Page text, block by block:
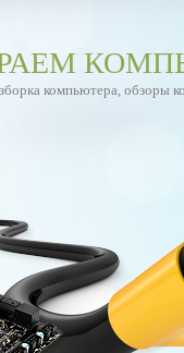
компьютера, обзоры